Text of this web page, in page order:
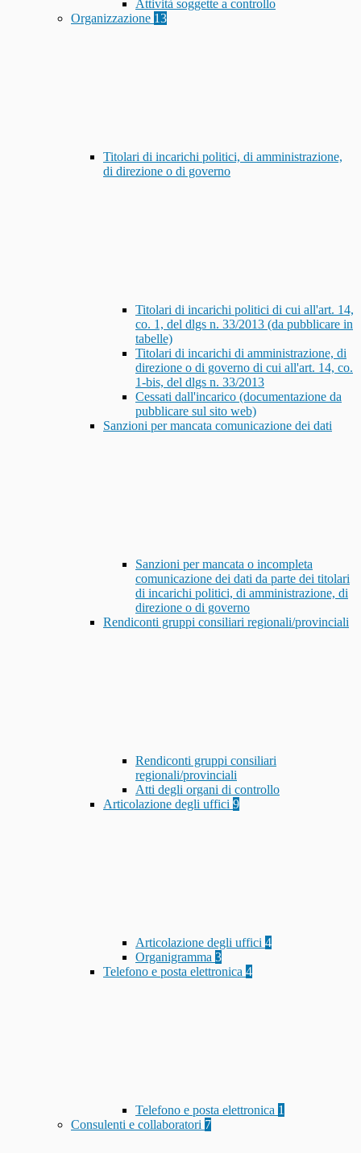
Attività soggette a controllo
Organizzazione 13
Titolari di incarichi politici, di amministrazione,
di direzione o di governo
Titolari di incarichi politici di cui all'art. 14,
co. 1, del dlgs n. 33/2013 (da pubblicare in
tabelle)
Titolari di incarichi di amministrazione, di
direzione o di governo di cui all'art. 14, co.
1-bis, del dlgs n. 33/2013
Cessati dall'incarico (documentazione da
pubblicare sul sito web)
Sanzioni per mancata comunicazione dei dati
Sanzioni per mancata o incompleta
comunicazione dei dati da parte dei titolari
di incarichi politici, di amministrazione, di
direzione o di governo
Rendiconti gruppi consiliari regionali/provinciali
Rendiconti gruppi consiliari
regionali/provinciali
Atti degli organi di controllo
Articolazione degli uffici 9
Articolazione degli uffici 4
Organigramma 3
Telefono e posta elettronica 4
Telefono e posta elettronica 1
Consulenti e collaboratori 7